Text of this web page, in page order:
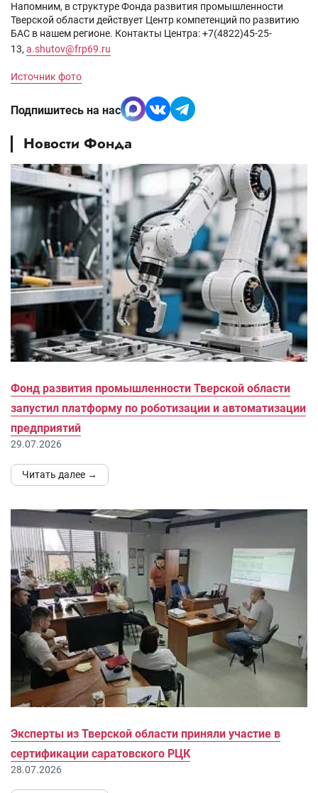
Напомним, в структуре Фонда развития промышленности
Тверской области действует Центр компетенций по развитию
БАС в нашем регионе. Контакты Центра: +7(4822)45-25-
13, a.shutov@frp69.ru
Источник фото
Подпишитесь на нас
Новости Фонда
Фонд развития промышленности Тверской области
запустил платформу по роботизации и автоматизации
предприятий
29.07.2026
Читать далее →
Эксперты из Тверской области приняли участие в
сертификации саратовского РЦК
28.07.2026